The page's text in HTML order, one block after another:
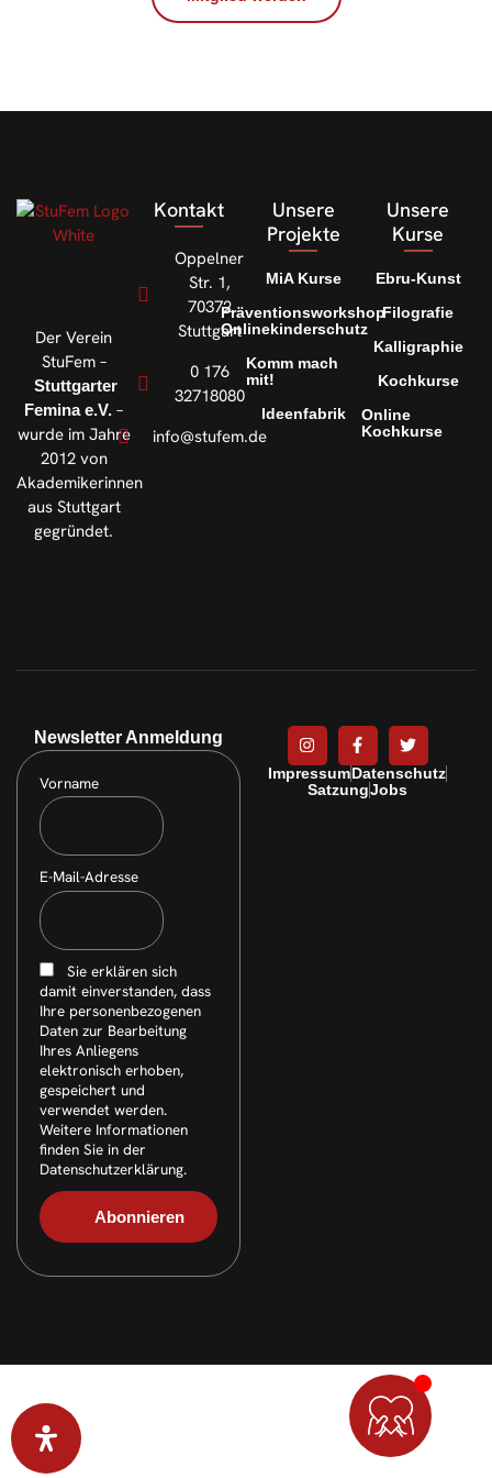
Der Verein
StuFem –
Stuttgarter
Femina e.V. –
wurde im Jahre
2012 von
Akademikerinnen
aus Stuttgart
gegründet.
Kontakt
Oppelner
Str. 1,
70372
Stuttgart
0 176
32718080
info@stufem.de
Unsere
Projekte
MiA Kurse
Präventionsworkshop
Onlinekinderschutz
Komm mach
mit!
Ideenfabrik
Unsere
Kurse
Ebru-Kunst
Filografie
Kalligraphie
Kochkurse
Online
Kochkurse
Newsletter Anmeldung
Vorname
E-Mail-Adresse
Sie erklären sich
damit einverstanden, dass
Ihre personenbezogenen
Daten zur Bearbeitung
Ihres Anliegens
elektronisch erhoben,
gespeichert und
verwendet werden.
Weitere Informationen
finden Sie in der
Datenschutzerklärung.
ImpressumDatenschutz
SatzungJobs
© 2026 Alle Rechte vorbehalten. Layout & technische
Umsetzung:
Werbeagentur Gelsenkirchen